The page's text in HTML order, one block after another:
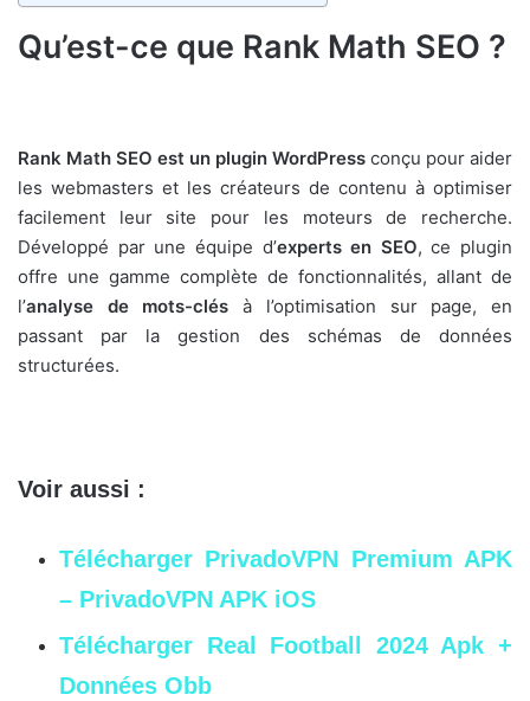
Qu’est-ce que Rank Math SEO ?
Rank Math SEO est un plugin WordPress conçu pour aider
les webmasters et les créateurs de contenu à optimiser
facilement leur site pour les moteurs de recherche.
Développé par une équipe d’experts en SEO, ce plugin
offre une gamme complète de fonctionnalités, allant de
l’analyse de mots-clés à l’optimisation sur page, en
passant par la gestion des schémas de données
structurées.
Voir aussi :
Télécharger PrivadoVPN Premium APK
– PrivadoVPN APK iOS
Télécharger Real Football 2024 Apk +
Données Obb